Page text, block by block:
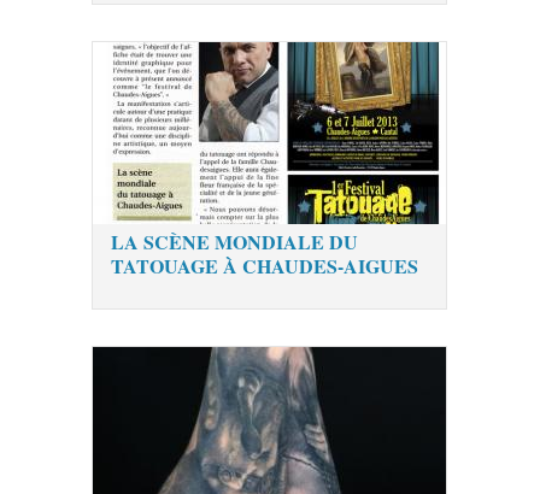
LA SCÈNE MONDIALE DU
TATOUAGE À CHAUDES-AIGUES